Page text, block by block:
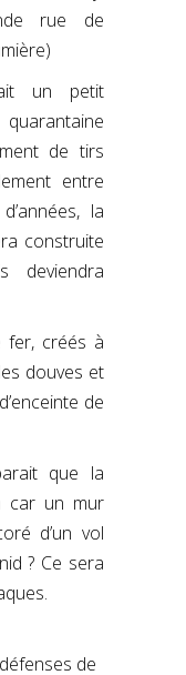
rue de
un petit
de tirs
entre
la
construite
deviendra
fer, créés à
douves et
de
que la
car un mur
d’un vol
? Ce sera
de